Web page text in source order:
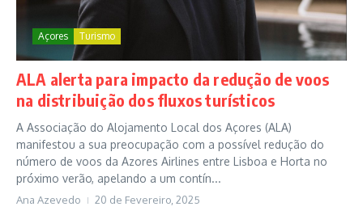
Açores Turismo
ALA alerta para impacto da redução de voos
na distribuição dos fluxos turísticos
A Associação do Alojamento Local dos Açores (ALA)
manifestou a sua preocupação com a possível redução do
número de voos da Azores Airlines entre Lisboa e Horta no
próximo verão, apelando a um contín...
Ana Azevedo 20 de Fevereiro, 2025